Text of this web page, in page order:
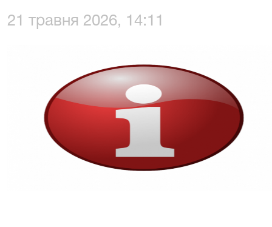
21 травня 2026, 14:11